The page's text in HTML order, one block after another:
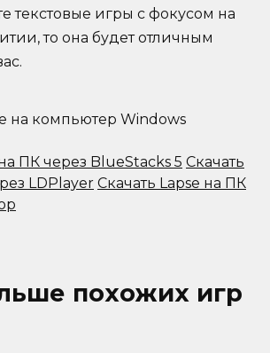
текстовые игры с фокусом на
то она будет отличным
на компьютер Windows
ПК через BlueStacks 5 Скачать
LDPlayer Скачать Lapse на ПК
похожих игр